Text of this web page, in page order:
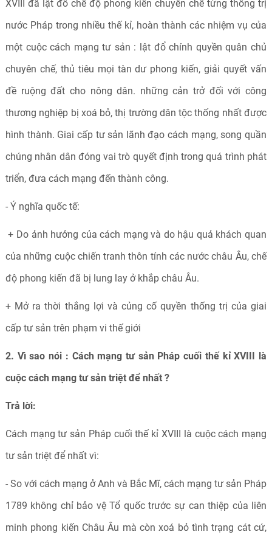
XVIII đã lật đổ chế độ phong kiến chuyên chế từng thống trị
nước Pháp trong nhiều thế kỉ, hoàn thành các nhiệm vụ của
một cuộc cách mạng tư sản : lật đổ chính quyền quân chủ
chuyên chế, thủ tiêu mọi tàn dư phong kiến, giải quyết vấn
đề ruộng đất cho nông dân. những cản trở đối với công
thương nghiệp bị xoá bỏ, thị trường dân tộc thống nhất được
hình thành. Giai cấp tư sản lãnh đạo cách mạng, song quần
chúng nhân dân đóng vai trò quyết định trong quá trình phát
triển, đưa cách mạng đến thành công.
- Ý nghĩa quốc tế:
+ Do ảnh hưởng của cách mạng và do hậu quả khách quan
của những cuộc chiến tranh thôn tính các nước châu Âu, chế
độ phong kiến đã bị lung lay ở khắp châu Âu.
+ Mở ra thời thắng lợi và củng cố quyền thống trị của giai
cấp tư sản trên phạm vi thế giới
2. Vì sao nói : Cách mạng tư sản Pháp cuối thế kỉ XVIII là
cuộc cách mạng tư sản triệt để nhất ?
Trả lời:
Cách mạng tư sản Pháp cuối thế kỉ XVIII là cuộc cách mạng
tư sản triệt để nhất vì:
- So với cách mạng ở Anh và Bắc Mĩ, cách mạng tư sản Pháp
1789 không chỉ bảo vệ Tổ quốc trước sự can thiệp của liên
minh phong kiến Châu Âu mà còn xoá bỏ tình trạng cát cứ,